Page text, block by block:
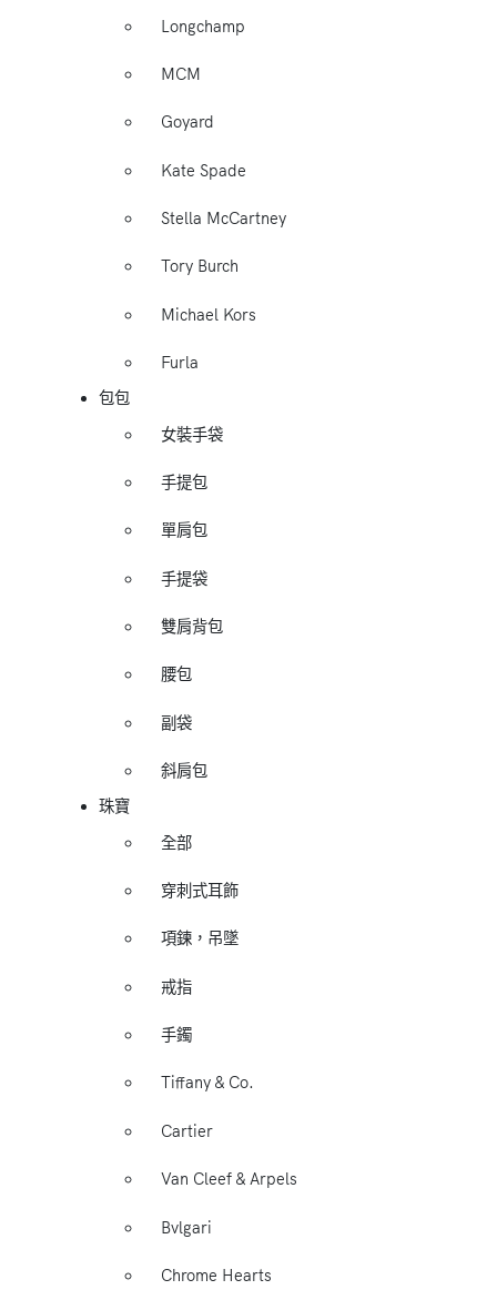
Longchamp
MCM
Goyard
Kate Spade
Stella McCartney
Tory Burch
Michael Kors
Furla
包包
女裝手袋
手提包
單肩包
手提袋
雙肩背包
腰包
副袋
斜肩包
珠寶
全部
穿刺式耳飾
項鍊，吊墜
戒指
手鐲
Tiffany & Co.
Cartier
Van Cleef & Arpels
Bvlgari
Chrome Hearts